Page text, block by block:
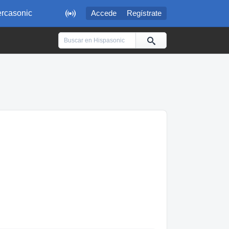
 Accede Regístrate